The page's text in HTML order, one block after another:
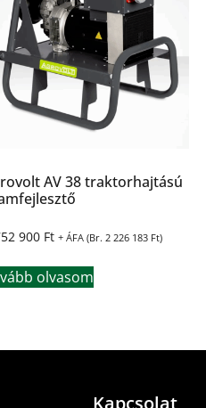
AV 38 traktorhajtású
900 Ft + ÁFA (Br. 2 226 183 Ft)
olvasom
Kapcsolat